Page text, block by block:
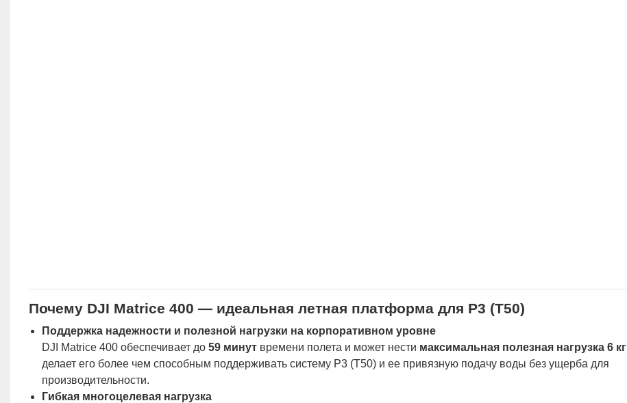
Почему DJI Matrice 400 — идеальная летная платформа для P3 (T50)
Поддержка надежности и полезной нагрузки на корпоративном уровне
DJI Matrice 400 обеспечивает до59 минут времени полета и может нести максимальная полезная нагрузка 6 кг
делает его более чем способным поддерживать систему P3 (T50) и ее привязную подачу воды без ущерба для
производительности.
Гибкая многоцелевая нагрузка